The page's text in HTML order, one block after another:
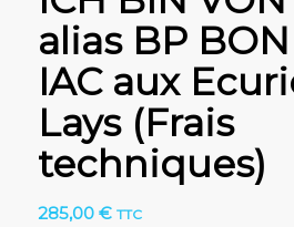
alias BP BON
IAC aux
Lays (Frais
techniques)
285,00 € TTC